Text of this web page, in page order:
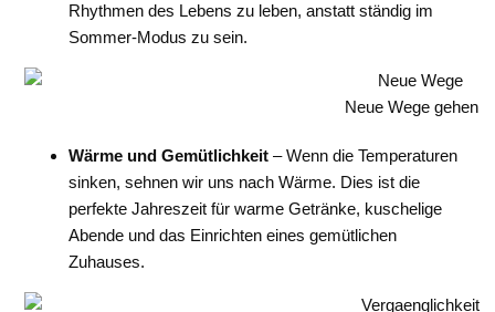
Rhythmen des Lebens zu leben, anstatt ständig im
Sommer-Modus zu sein.
Neue Wege gehen
Wärme und Gemütlichkeit – Wenn die Temperaturen
sinken, sehnen wir uns nach Wärme. Dies ist die
perfekte Jahreszeit für warme Getränke, kuschelige
Abende und das Einrichten eines gemütlichen
Zuhauses.